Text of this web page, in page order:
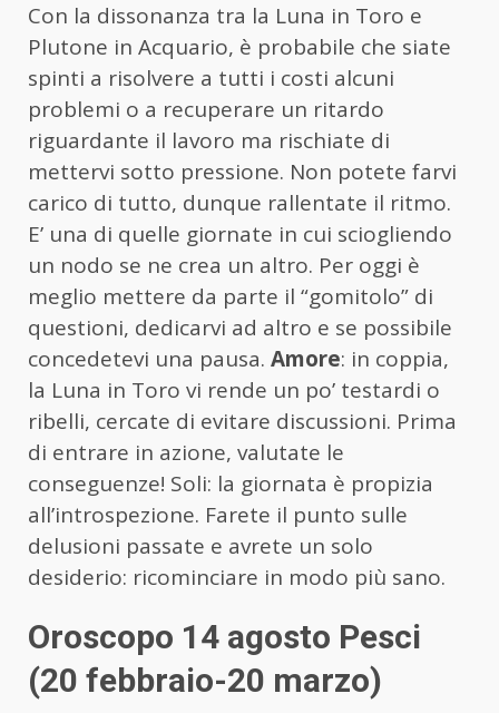
Con la dissonanza tra la Luna in Toro e
Plutone in Acquario, è probabile che siate
spinti a risolvere a tutti i costi alcuni
problemi o a recuperare un ritardo
riguardante il lavoro ma rischiate di
mettervi sotto pressione. Non potete farvi
carico di tutto, dunque rallentate il ritmo.
E’ una di quelle giornate in cui sciogliendo
un nodo se ne crea un altro. Per oggi è
meglio mettere da parte il “gomitolo” di
questioni, dedicarvi ad altro e se possibile
concedetevi una pausa. Amore: in coppia,
la Luna in Toro vi rende un po’ testardi o
ribelli, cercate di evitare discussioni. Prima
di entrare in azione, valutate le
conseguenze! Soli: la giornata è propizia
all’introspezione. Farete il punto sulle
delusioni passate e avrete un solo
desiderio: ricominciare in modo più sano.
Oroscopo 14 agosto Pesci
(20 febbraio-20 marzo)